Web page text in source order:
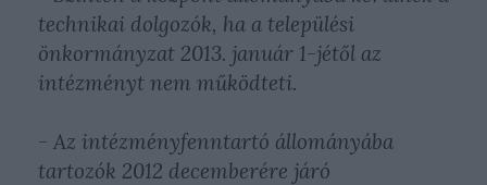
technikai dolgozók, ha a települési
önkormányzat 2013. január 1-jétől az
intézményt nem működteti.
- Az intézményfenntartó állományába
tartozók 2012 decemberére járó